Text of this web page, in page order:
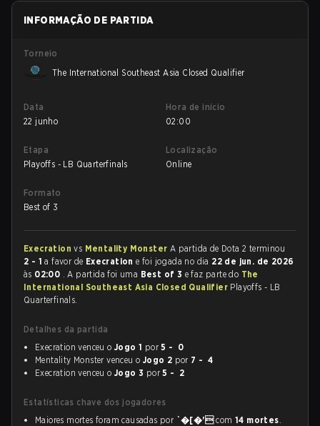
INFORMAÇÃO DE PARTIDA
Torneio
The International Southeast Asia Closed Qualifier
Data
22 junho
Hora de início
02:00
Etapa
Playoffs - LB Quarterfinals
Localização
Online
Formato
Best of 3
Execrationvs Mentality Monster A partida de Dota 2 terminou
2 - 1 a favor de Execratione foi jogada no dia 22 de jun. de 2026
às 02:00 . A partida foi uma Best of 3 e faz parte do The
International Southeast Asia Closed Qualifier Playoffs - LB
Quarterfinals.
Detalhes da partida
Execration venceu o Jogo 1 por5 - 0
Mentality Monster venceu o Jogo 2 por 7 - 4
Execration venceu o Jogo 3 por5 - 2
Estatísticas chave dos jogadores
Maiores mortes foram causadas por `�[�'com14 mortes.